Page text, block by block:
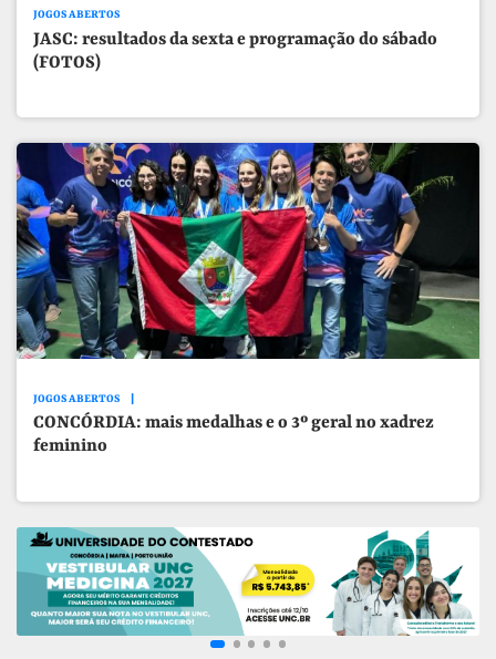
JOGOS ABERTOS
JASC: resultados da sexta e programação do sábado
(FOTOS)
JOGOS ABERTOS
CONCÓRDIA: mais medalhas e o 3º geral no xadrez
feminino